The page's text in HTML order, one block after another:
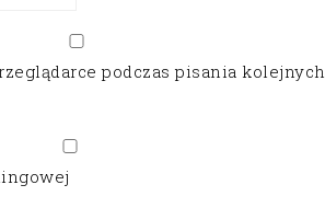
podczas pisania kolejnych